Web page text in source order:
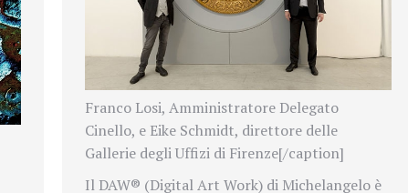
Franco Losi, Amministratore Delegato
Cinello, e Eike Schmidt, direttore delle
Gallerie degli Uffizi di Firenze[/caption]
Il DAW® (Digital Art Work) di Michelangelo è